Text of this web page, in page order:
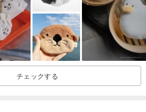
耐える
での視力喪失
の危険なプロセスには十分な注意が必要で
璧な作品を作るためだけに。
チェックする